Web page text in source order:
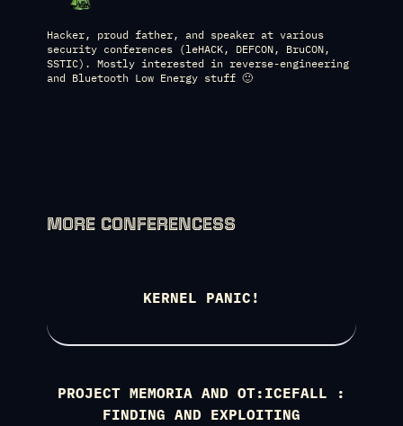
Hacker, proud father, and speaker at various
security conferences (leHACK, DEFCON, BruCON,
SSTIC). Mostly interested in reverse-engineering
and Bluetooth Low Energy stuff 🙂
MORE CONFERENCESS
KERNEL PANIC!
PROJECT MEMORIA AND OT:ICEFALL :
FINDING AND EXPLOITING